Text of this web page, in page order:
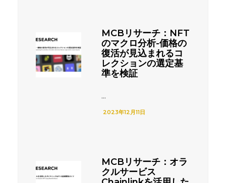
MCBリサーチ：NFT
のマクロ分析-価格の
復活が見込まれるコ
レクションの選定基
準を検証
...
2023年12月11日
MCBリサーチ：オラ
クルサービス